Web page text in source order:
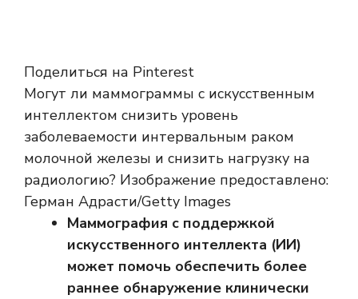
Поделиться на Pinterest
Могут ли маммограммы с искусственным
интеллектом снизить уровень
заболеваемости интервальным раком
молочной железы и снизить нагрузку на
радиологию? Изображение предоставлено:
Герман Адрасти/Getty Images
Маммография с поддержкой
искусственного интеллекта (ИИ)
может помочь обеспечить более
раннее обнаружение клинически